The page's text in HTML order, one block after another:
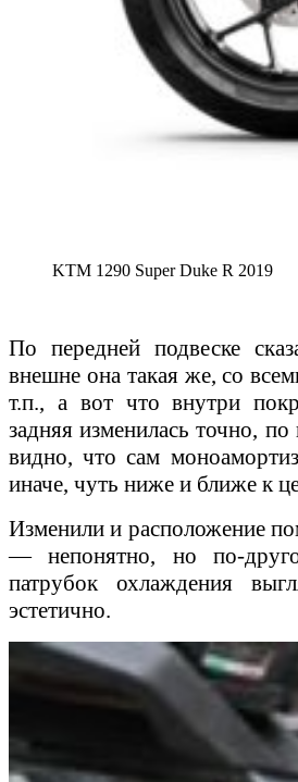
KTM 1290 Super Duke R 2019
По передней подвеске
внешне она такая же, со
т.п., а вот что внутри
задняя изменилась точно,
видно, что сам
иначе, чуть ниже и ближе к
Изменили и расположение
— непонятно, но по-
патрубок охлаждения
эстетично.